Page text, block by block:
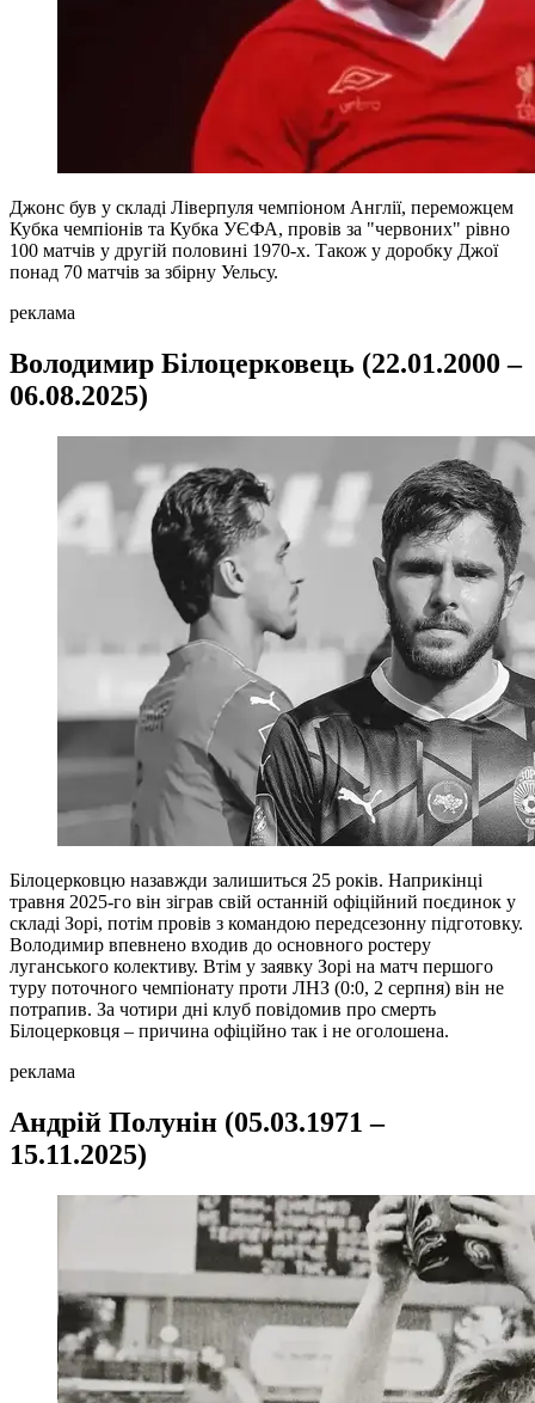
Джонс був у складі Ліверпуля чемпіоном Англії, переможцем
Кубка чемпіонів та Кубка УЄФА, провів за "червоних" рівно
100 матчів у другій половині 1970-х. Також у доробку Джої
понад 70 матчів за збірну Уельсу.
реклама
Володимир Білоцерковець (22.01.2000 –
06.08.2025)
Білоцерковцю назавжди залишиться 25 років. Наприкінці
травня 2025-го він зіграв свій останній офіційний поєдинок у
складі Зорі, потім провів з командою передсезонну підготовку.
Володимир впевнено входив до основного ростеру
луганського колективу. Втім у заявку Зорі на матч першого
туру поточного чемпіонату проти ЛНЗ (0:0, 2 серпня) він не
потрапив. За чотири дні клуб повідомив про смерть
Білоцерковця – причина офіційно так і не оголошена.
реклама
Андрій Полунін (05.03.1971 –
15.11.2025)